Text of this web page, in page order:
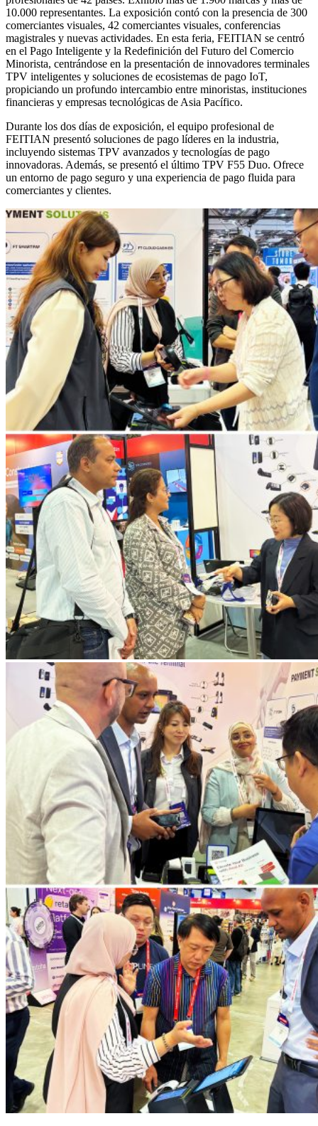
10.000 representantes. La exposición contó con la presencia de 300
comerciantes visuales, 42 comerciantes visuales, conferencias
magistrales y nuevas actividades. En esta feria, FEITIAN se centró
en el Pago Inteligente y la Redefinición del Futuro del Comercio
Minorista, centrándose en la presentación de innovadores terminales
TPV inteligentes y soluciones de ecosistemas de pago IoT,
propiciando un profundo intercambio entre minoristas, instituciones
financieras y empresas tecnológicas de Asia Pacífico.
Durante los dos días de exposición, el equipo profesional de
FEITIAN presentó soluciones de pago líderes en la industria,
incluyendo sistemas TPV avanzados y tecnologías de pago
innovadoras. Además, se presentó el último TPV F55 Duo. Ofrece
un entorno de pago seguro y una experiencia de pago fluida para
comerciantes y clientes.